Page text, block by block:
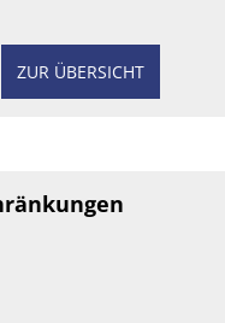
ZUR ÜBERSICHT